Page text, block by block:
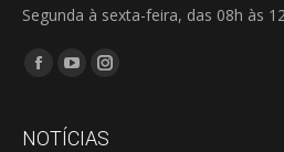
Segunda à sexta-feira, das 08h às
Encontre-nos em:
Facebook
opens
YouTube
opens
Instagram
opens
NOTÍCIAS